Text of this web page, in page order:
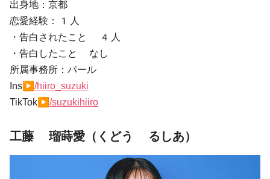
出身地：京都
恋愛経験：1人
・告白されたこと 4人
・告白したこと なし
所属事務所：パール
Ins▶ /hiiro_suzuki
TikTok▶ /suzukihiiro
工藤 瑠蒔愛（くどう るしあ）